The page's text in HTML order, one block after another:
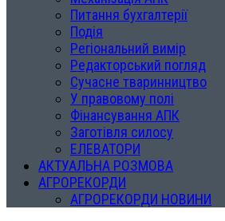
Питання бухгалтерії
Подія
Регіональний вимір
Редакторський погляд
Сучасне тваринництво
У правовому полі
Фінансування АПК
Заготівля силосу
ЕЛЕВАТОРИ
АКТУАЛЬНА РОЗМОВА
АГРОРЕКОРДИ
АГРОРЕКОРДИ НОВИНИ